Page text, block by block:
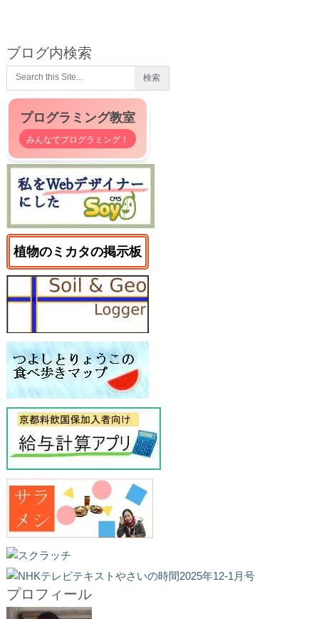
ブログ内検索
プログラミング教室
みんなでプログラミング！
植物のミカタの掲示板
プロフィール